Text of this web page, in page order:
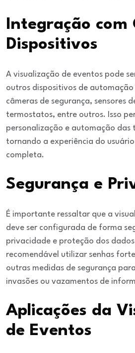
Integração com
Dispositivos
A visualização de eventos pode
outros dispositivos de automação
câmeras de segurança, sensores
termostatos, entre outros. Isso
personalização e automação das
tornando a experiência do
completa.
Segurança e
É importante ressaltar que a
deve ser configurada de forma
privacidade e proteção dos dados
recomendável utilizar senhas
outras medidas de segurança
invasões ou vazamentos de
Aplicações da
de Eventos